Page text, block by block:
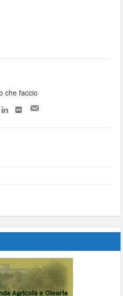
che faccio